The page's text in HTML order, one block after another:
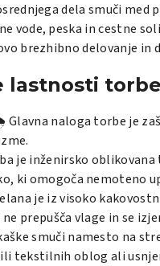
dela smuči
vode, peska in cestne
brezhibno delovanje
naloga torbe je
je inženirsko
ki omogoča nemoteno
je iz visoko
prepušča vlage in se
smuči namesto na
tekstilnih oblog ali